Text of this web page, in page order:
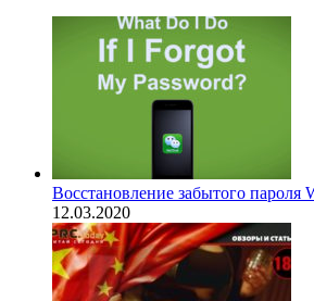
Восстановление забытого пароля
12.03.2020